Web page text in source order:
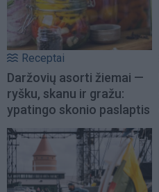
Receptai
Daržovių asorti žiemai —
ryšku, skanu ir gražu:
ypatingo skonio paslaptis